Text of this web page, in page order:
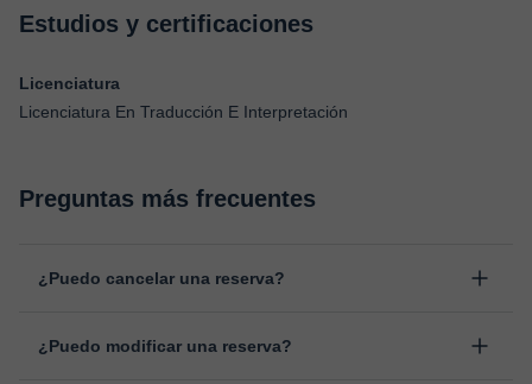
Estudios y certificaciones
Licenciatura
Licenciatura En Traducción E Interpretación
Preguntas más frecuentes
¿Puedo cancelar una reserva?
antes de la clase, indicando el motivo de cancelación.
¿Puedo modificar una reserva?